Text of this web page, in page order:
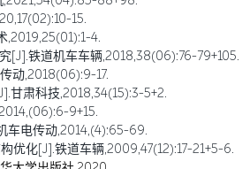
15.
,2019,25(01):1-4.
[J].铁道机车车辆,2018,38(06):76-79+105.
动,2018(06):9-17.
甘肃科技,2018,34(15):3-5+2.
9+15.
车电传动,2014,(4):65-69.
优化[J].铁道车辆,2009,47(12):17-21+5-6.